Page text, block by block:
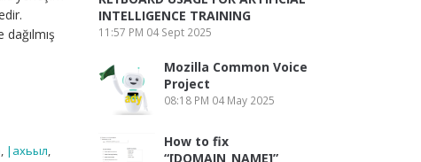
, |ахьыл,
INTELLIGENCE TRAINING
11:57 PM 04 Sept 2025
Mozilla Common Voice
Project
08:18 PM 04 May 2025
How to fix
“[DOMAIN_NAME]”